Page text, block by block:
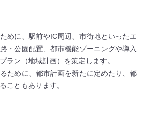
めに、駅前やIC周辺、市街地といったエ
・公園配置、都市機能ゾーニングや導入
ラン（地域計画）を策定します。
ために、都市計画を新たに定めたり、都
こともあります。